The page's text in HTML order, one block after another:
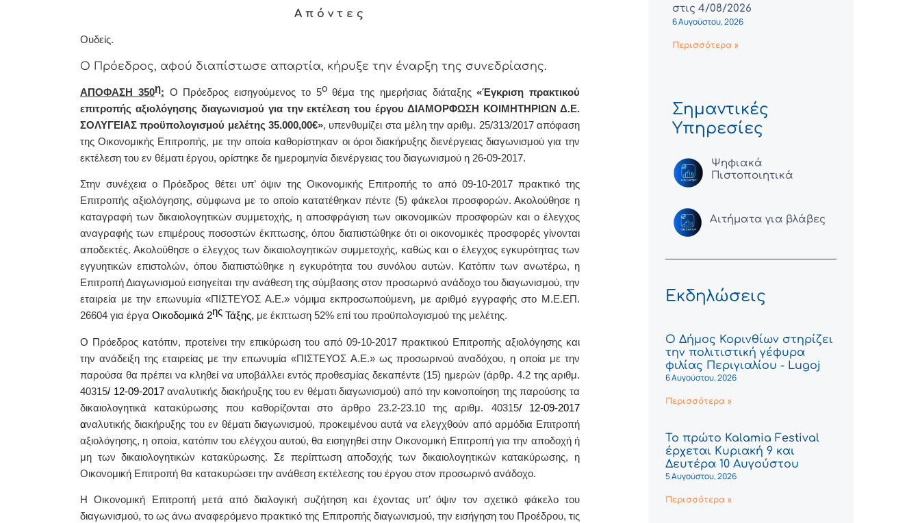
Α π ό ν τ ε ς
Ουδείς.
Ο Πρόεδρος, αφού διαπίστωσε απαρτία, κήρυξε την έναρξη της συνεδρίασης.
ΑΠΟΦΑΣΗ 350η: Ο Πρόεδρος εισηγούμενος το 5ο θέμα της ημερήσιας διάταξης«Έγκριση πρακτικού
επιτροπής αξιολόγησης διαγωνισμού για την εκτέλεση του έργου ΔΙΑΜΟΡΦΩΣΗ ΚΟΙΜΗΤΗΡΙΩΝ Δ.Ε.
ΣΟΛΥΓΕΙΑΣ προϋπολογισμού μελέτης 35.000,00€», υπενθυμίζει στα μέλη την αριθμ. 25/313/2017 απόφαση
της Οικονομικής Επιτροπής, με την οποία καθορίστηκαν οι όροι διακήρυξης διενέργειας διαγωνισμού για την
εκτέλεση του εν θέματι έργου, ορίστηκε δε ημερομηνία διενέργειας του διαγωνισμού η 26-09-2017.
Στην συνέχεια ο Πρόεδρος θέτει υπ’ όψιν της Οικονομικής Επιτροπής το από 09-10-2017 πρακτικό της
Επιτροπής αξιολόγησης, σύμφωνα με το οποίο κατατέθηκαν πέντε (5) φάκελοι προσφορών. Ακολούθησε η
καταγραφή των δικαιολογητικών συμμετοχής, η αποσφράγιση των οικονομικών προσφορών και ο έλεγχος
αναγραφής των επιμέρους ποσοστών έκπτωσης, όπου διαπιστώθηκε ότι οι οικονομικές προσφορές γίνονται
αποδεκτές. Ακολούθησε ο έλεγχος των δικαιολογητικών συμμετοχής, καθώς και ο έλεγχος εγκυρότητας των
εγγυητικών επιστολών, όπου διαπιστώθηκε η εγκυρότητα του συνόλου αυτών. Κατόπιν των ανωτέρω, η
Επιτροπή Διαγωνισμού εισηγείται την ανάθεση της σύμβασης στον προσωρινό ανάδοχο του διαγωνισμού, την
εταιρεία με την επωνυμία «ΠΙΣΤΕΥΟΣ Α.Ε.» νόμιμα εκπροσωπούμενη, με αριθμό εγγραφής στο Μ.Ε.ΕΠ.
26604 για έργα Οικοδομικά 2ης Τάξης, με έκπτωση 52% επί του προϋπολογισμού της μελέτης.
Ο Πρόεδρος κατόπιν, προτείνει την επικύρωση του από 09-10-2017 πρακτικού Επιτροπής αξιολόγησης και
την ανάδειξη της εταιρείας με την επωνυμία «ΠΙΣΤΕΥΟΣ Α.Ε.» ως προσωρινού αναδόχου, η οποία με την
παρούσα θα πρέπει να κληθεί να υποβάλλει εντός προθεσμίας δεκαπέντε(15) ημερών (άρθρ. 4.2 της αριθμ.
40315/ 12-09-2017 αναλυτικής διακήρυξης του εν θέματι διαγωνισμού) από την κοινοποίηση της παρούσης τα
δικαιολογητικά κατακύρωσης που καθορίζονται στο άρθρο 23.2-23.10 της αριθμ. 40315/ 12-09-2017
αναλυτικής διακήρυξης του εν θέματι διαγωνισμού, προκειμένου αυτά να ελεγχθούν από αρμόδια Επιτροπή
αξιολόγησης, η οποία, κατόπιν του ελέγχου αυτού, θα εισηγηθεί στην Οικονομική Επιτροπή για την αποδοχή ή
μη των δικαιολογητικών κατακύρωσης. Σε περίπτωση αποδοχής των δικαιολογητικών κατακύρωσης, η
Οικονομική Επιτροπή θα κατακυρώσει την ανάθεση εκτέλεσης του έργου στον προσωρινό ανάδοχο.
Η Οικονομική Επιτροπή μετά από διαλογική συζήτηση και έχοντας υπ’ όψιν τον σχετικό φάκελο του
διαγωνισμού, το ως άνω αναφερόμενο πρακτικό της Επιτροπής διαγωνισμού, την εισήγηση του Προέδρου, τις
στις 4/08/2026
6 Αυγούστου, 2026
Περισσότερα »
Σημαντικές
Υπηρεσίες
Ψηφιακά
Πιστοποιητικά
Αιτήματα για βλάβες
Εκδηλώσεις
Ο Δήμος Κορινθίων στηρίζει
την πολιτιστική γέφυρα
φιλίας Περιγιαλίου - Lugoj
6 Αυγούστου, 2026
Περισσότερα »
Το πρώτο Kalamia Festival
έρχεται Κυριακή 9 και
Δευτέρα 10 Αυγούστου
5 Αυγούστου, 2026
Περισσότερα »